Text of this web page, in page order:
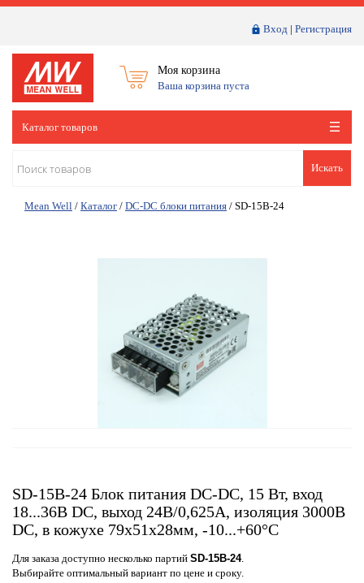
Вход | Регистрация
Моя корзина
Ваша корзина пуста
Каталог товаров
Искать
Mean Well / Каталог / DC-DC блоки питания / SD-15B-24
SD-15B-24 Блок питания DC-DC, 15 Вт, вход
18...36B DC, выход 24В/0,625A, изоляция 3000B
DC, в кожухе 79x51x28мм, -10...+60°C
Для заказа доступно несколько партий SD-15B-24.
Выбирайте оптимальный вариант по цене и сроку.